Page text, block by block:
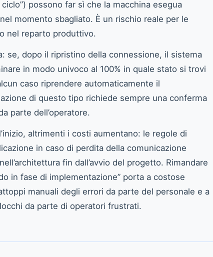
possono far sì che la macchina esegua
momento sbagliato. È un rischio reale per le
nel reparto produttivo.
se, dopo il ripristino della connessione, il sistema
in modo univoco al 100% in quale stato si trovi
caso riprendere automaticamente il
di questo tipo richiede sempre una conferma
parte dell’operatore.
altrimenti i costi aumentano: le regole di
in caso di perdita della comunicazione
fin dall’avvio del progetto. Rimandare
in fase di implementazione” porta a costose
manuali degli errori da parte del personale e a
da parte di operatori frustrati.